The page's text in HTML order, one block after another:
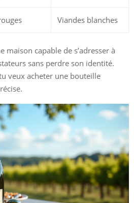
Viandes blanches
maison capable de s’adresser à
sans perdre son identité.
veux acheter une bouteille